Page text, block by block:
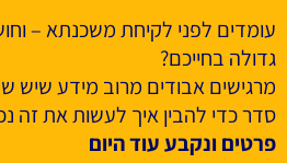
עומדים לפני לקיחת משכנתא –
גדולה בחייכם?
מרגישים אבודים מרוב מידע שיש
סדר כדי להבין איך לעשות את זה
פרטים ונקבע עוד היום